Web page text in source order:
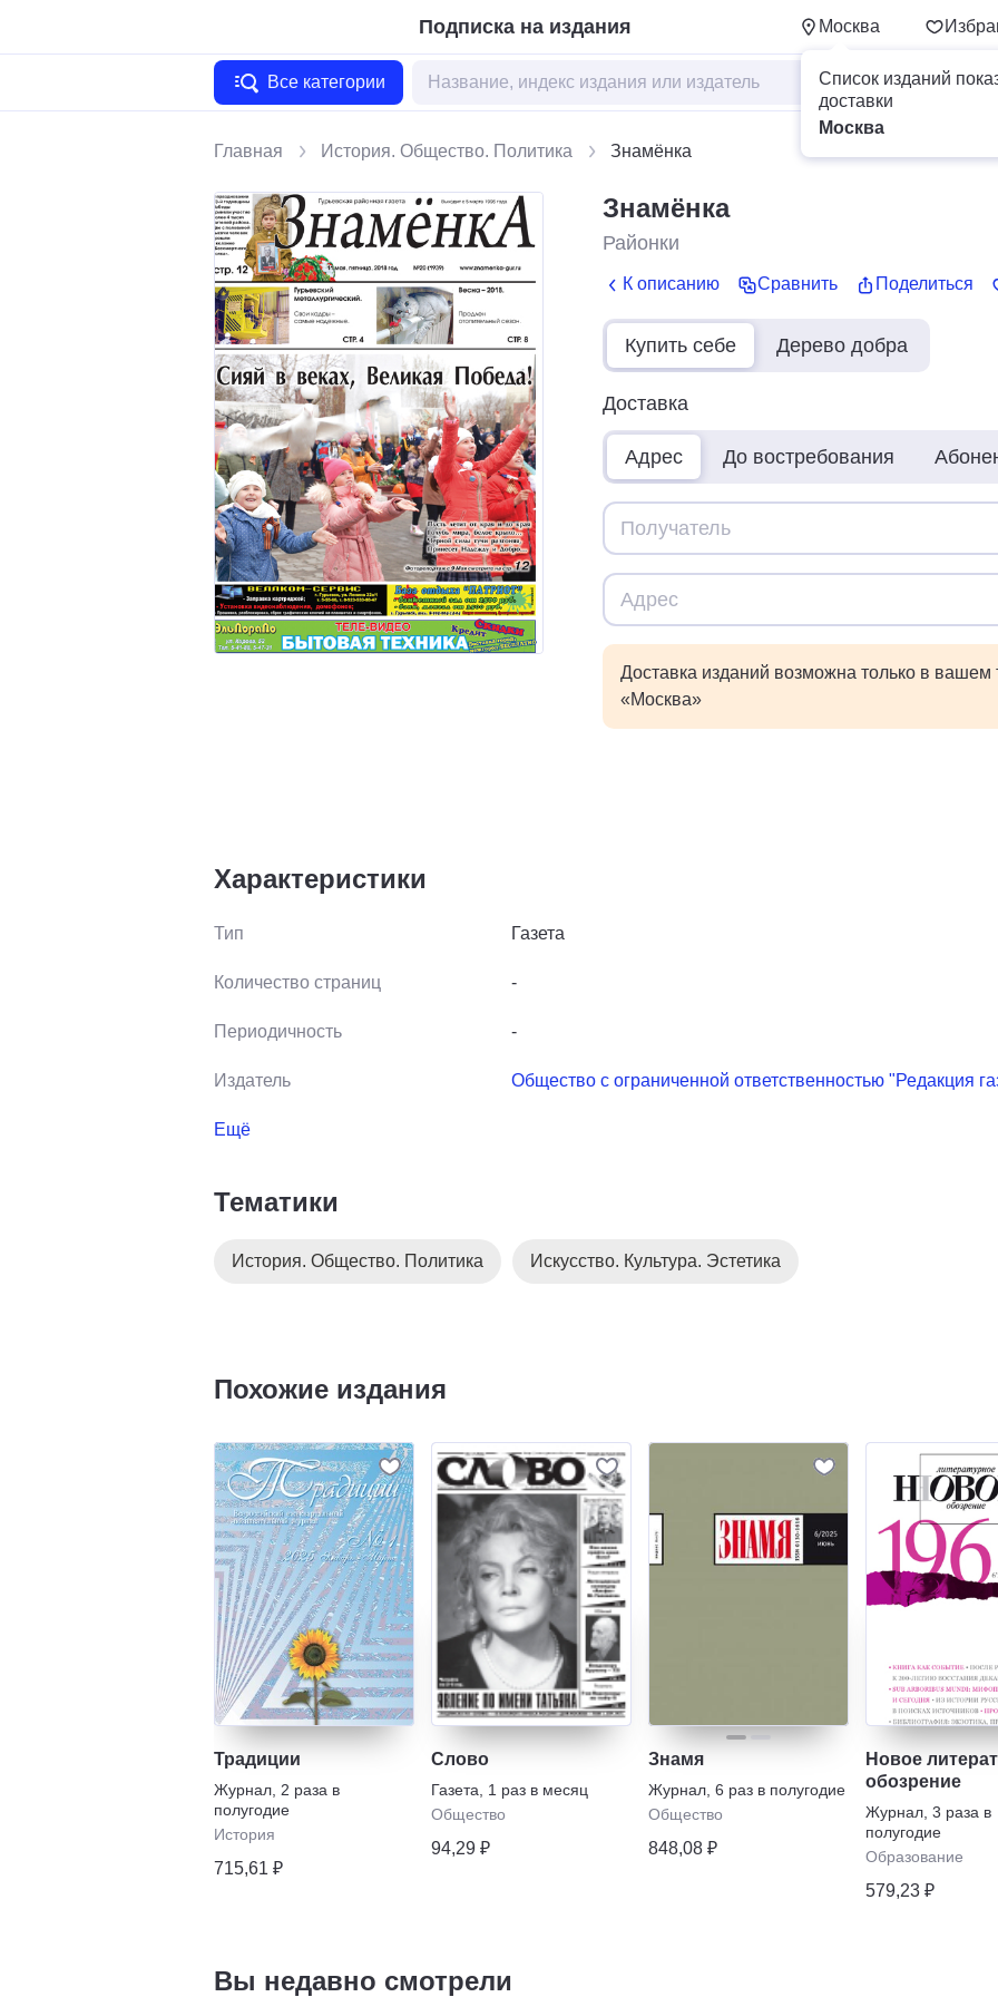
Подписка на издания Москва
Список изданий
доставки
Москва
Все категории
Главная История. Общество. Политика Знамёнка
Знамёнка
Районки
К описанию Сравнить Поделиться
Купить себе Дерево добра
Доставка
Адрес До востребования
Доставка изданий возможна только в вашем
«Москва»
Характеристики
Тип Газета
Количество страниц -
Периодичность -
Издатель Общество с ограниченной ответственностью "Редакция
Ещё
Тематики
История. Общество. Политика Искусство. Культура. Эстетика
Похожие издания
Традиции
Журнал 2 раза в
полугодие
История
715,61 ₽
Слово
Газета
1 раз в месяц
Общество
94,29 ₽
Знамя
Журнал 6 раз в полугодие
Общество
848,08 ₽
Новое
обозрение
Журнал 3 раза в
полугодие
Образование
579,23 ₽
Вы недавно смотрели